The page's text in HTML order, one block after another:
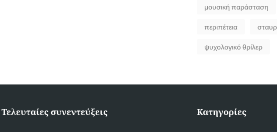
μουσική παράσταση
περιπέτεια
ψυχολογικό θρίλερ
Τελευταίες συνεντεύξεις Κατηγορίες